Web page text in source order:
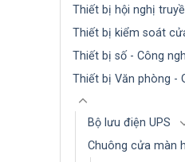
Thiết bị hội nghị
Thiết bị kiểm soát
Thiết bị số - Công
Thiết bị Văn phòng -
Bộ lưu điện UPS
Chuông cửa màn